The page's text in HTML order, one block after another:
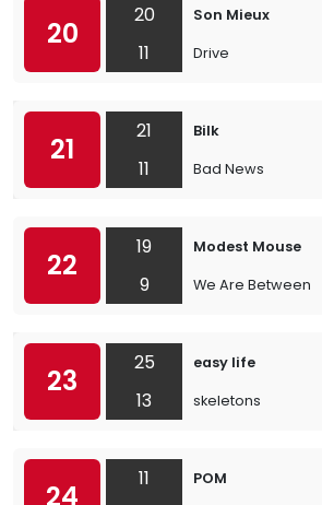
20
20
11
Son Mieux
Drive
21
21
11
Bilk
Bad News
22
19
9
Modest Mouse
We Are Between
23
25
13
easy life
skeletons
24
11
POM